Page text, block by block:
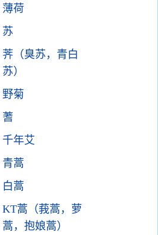
薄荷
苏
荠（臭苏，青白
苏）
野菊
蓍
千年艾
青蒿
白蒿
KT蒿（莪蒿，萝
蒿，抱娘蒿）